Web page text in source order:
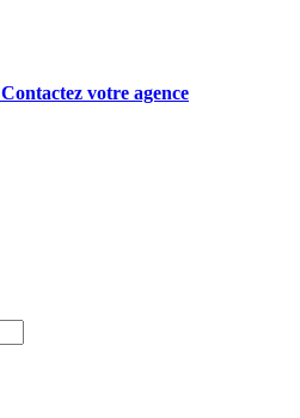
Contactez votre agence